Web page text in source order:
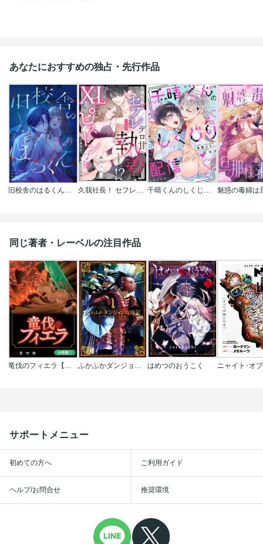
あなたにおすすめの独占・先行作品
旧校舎のはるくん～二人きりの鬼ごっこ、しよう？ 久我社長！ セフレなのにデロ甘執着しすぎでは!? ～XL級のわからせピストンで心も身体もハメ堕とされそうです～（単話版） 千晴くんのしくじり配信
同じ著者・レーベルの注目作品
はめつのおうこく
サポートメニュー
初めての方へ ご利用ガイド
ヘルプ/お問合せ 推奨環境